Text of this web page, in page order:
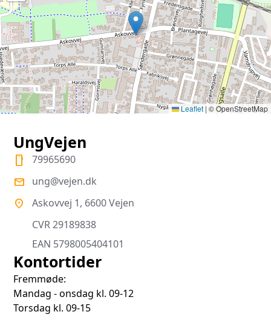
Leaflet | © OpenStreetMap
UngVejen
smartphone 79965690
mail ung@vejen.dk
location_on
Askovvej 1, 6600 Vejen
CVR 29189838
EAN 5798005404101
Kontortider
Fremmøde:
Mandag - onsdag kl. 09-12
Torsdag kl. 09-15